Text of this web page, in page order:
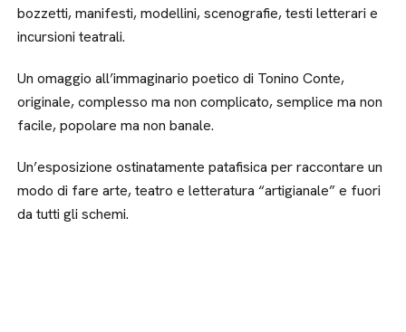
bozzetti, manifesti, modellini, scenografie, testi letterari e
incursioni teatrali.
Un omaggio all’immaginario poetico di Tonino Conte,
originale, complesso ma non complicato, semplice ma non
facile, popolare ma non banale.
Un’esposizione ostinatamente patafisica per raccontare un
modo di fare arte, teatro e letteratura “artigianale” e fuori
da tutti gli schemi.